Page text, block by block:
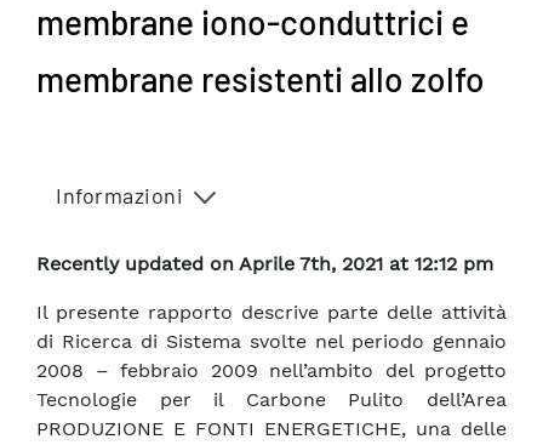
membrane iono-conduttrici e
membrane resistenti allo zolfo
Informazioni
Recently updated on Aprile 7th, 2021 at 12:12 pm
Il presente rapporto descrive parte delle attività
di Ricerca di Sistema svolte nel periodo gennaio
2008 – febbraio 2009 nell’ambito del progetto
Tecnologie per il Carbone Pulito dell’Area
PRODUZIONE E FONTI ENERGETICHE, una delle